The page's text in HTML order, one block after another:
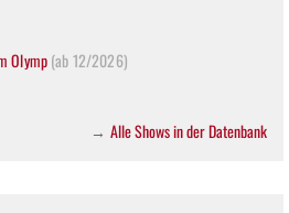
Olymp(ab 12/2026)
→ Alle Shows in der Datenbank